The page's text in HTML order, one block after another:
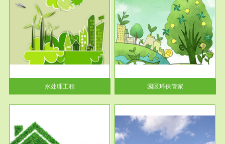
水处理工程
服务范围
园区环保管家
2016 年 4 月，环保部下发《关
于积极发挥环境保护作用促进供
给侧结...
园区环保管家
服务范围